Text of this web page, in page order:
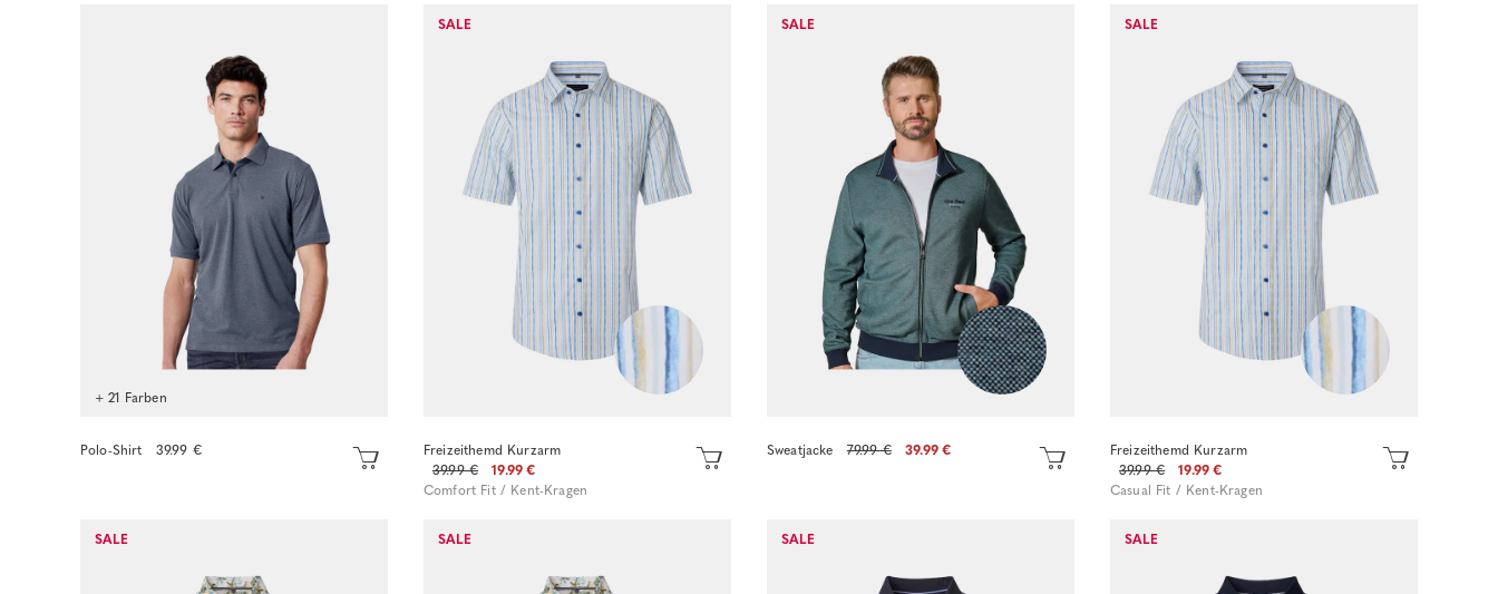
+ 21 Farben
Polo-Shirt 39.99 €
SALE
Freizeithemd Kurzarm
39.99 €
19.99 €
Comfort Fit / Kent-Kragen
SALE
Sweatjacke 79.99 € 39.99 €
SALE
Freizeithemd Kurzarm
39.99 €
19.99 €
Casual Fit / Kent-Kragen
SALE SALE SALE SALE